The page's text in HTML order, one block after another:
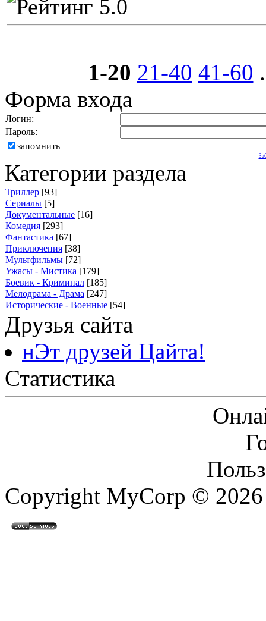
1-20 21-40 41-60
Форма входа
Логин:
Пароль:
запомнить
Категории раздела
Триллер [93]
Сериалы [5]
Документальные [16]
Комедия [293]
Фантастика [67]
Приключения [38]
Мультфильмы [72]
Ужасы - Мистика [179]
Боевик - Криминал [185]
Мелодрама - Драма [247]
Исторические - Военные [54]
Друзья сайта
нЭт друзей Цайта!
Статистика
Copyright MyCorp © 2026